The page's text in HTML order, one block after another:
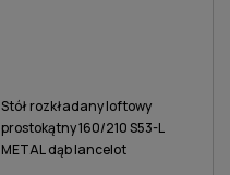
Stół rozkładany loftowy
prostokątny 160/210 S53-L
METAL dąb lancelot